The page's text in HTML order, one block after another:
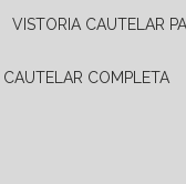
VISTORIA CAUTELAR
CAUTELAR COMPLETA